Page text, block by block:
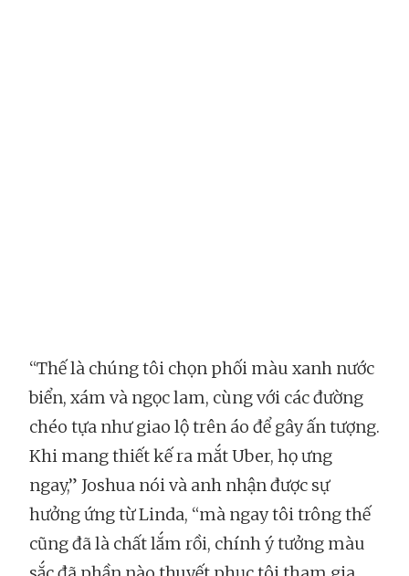
“Thế là chúng tôi chọn phối màu xanh nước
biển, xám và ngọc lam, cùng với các đường
chéo tựa như giao lộ trên áo để gây ấn tượng.
Khi mang thiết kế ra mắt Uber, họ ưng
ngay,” Joshua nói và anh nhận được sự
hưởng ứng từ Linda, “mà ngay tôi trông thế
cũng đã là chất lắm rồi, chính ý tưởng màu